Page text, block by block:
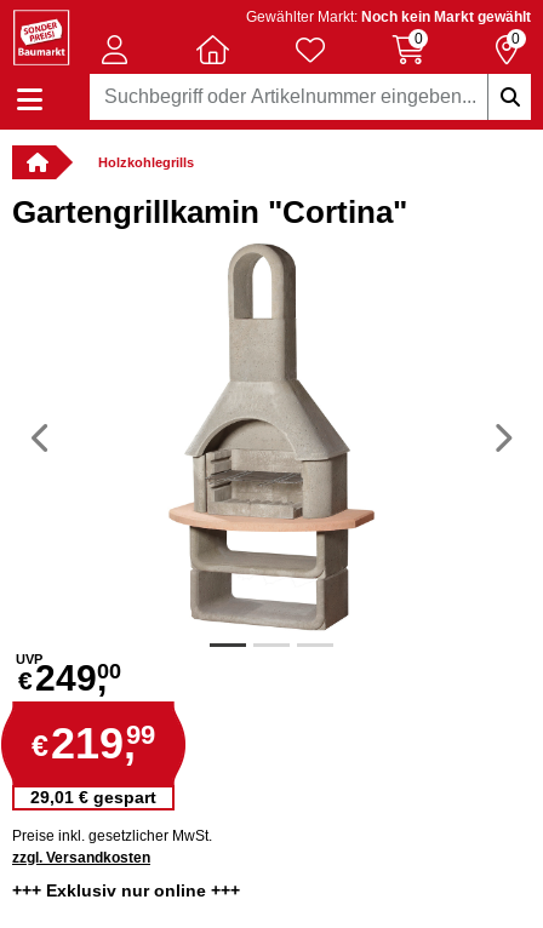
Gewählter Markt: Noch kein Markt gewählt
0
0
Holzkohlegrills
Gartengrillkamin "Cortina"
Vorheriges
UVP
€249,00
€219,99
29,01 € gespart
Preise inkl. gesetzlicher MwSt.
zzgl. Versandkosten
+++ Exklusiv nur online +++